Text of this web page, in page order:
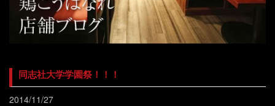
同志社大学学園祭！！！
2014/11/27